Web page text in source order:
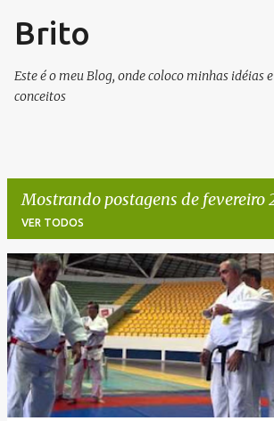
Brito
Este é o meu Blog, onde coloco minhas idéias e
conceitos
Mostrando postagens de fevereiro
VER TODOS
P
o
s
t
a
g